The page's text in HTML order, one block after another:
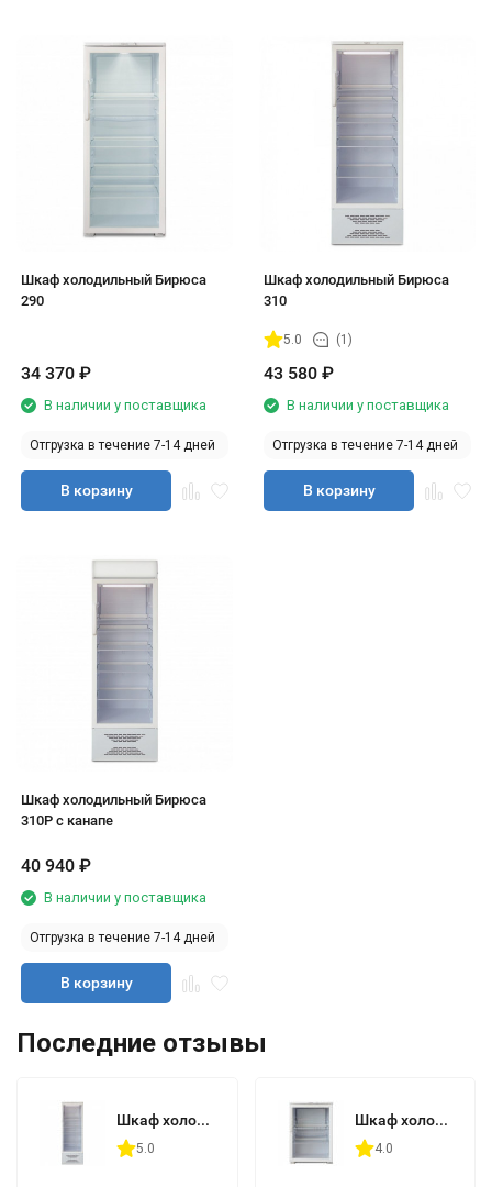
Шкаф холодильный Бирюса
290
34 370 ₽
В наличии у поставщика
Отгрузка в течение 7-14 дней
В корзину
Шкаф холодильный Бирюса
310
5.0 (1)
43 580 ₽
В наличии у поставщика
Отгрузка в течение 7-14 дней
В корзину
Шкаф холодильный Бирюса
310Р с канапе
40 940 ₽
В наличии у поставщика
Отгрузка в течение 7-14 дней
В корзину
Последние отзывы
Шкаф холодильный Бирюса 310
5.0
Шкаф холодильный Бирюса 152
4.0